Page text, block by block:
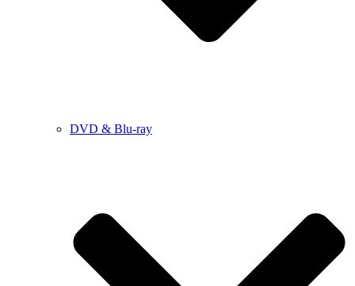
DVD & Blu-ray